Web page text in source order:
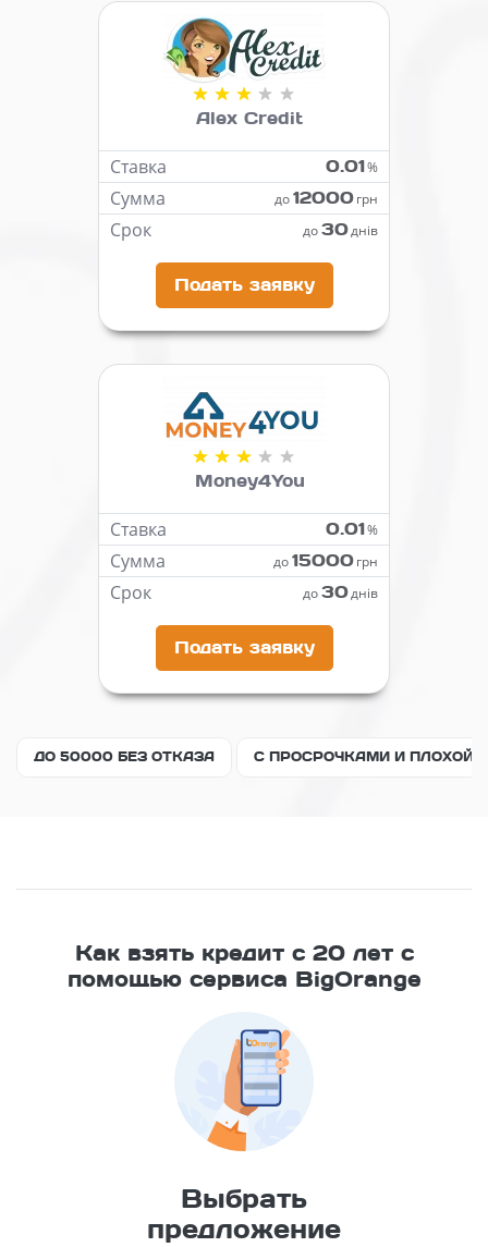
Alex Credit
Ставка 0.01%
Сумма до12000грн
Срок до30днів
Подать заявку
Money4You
Ставка 0.01%
Сумма до15000грн
Срок до30днів
Подать заявку
ДО 50000 БЕЗ ОТКАЗА С ПРОСРОЧКАМИ И ПЛОХОЙ
Как взять кредит с 20 лет с
помощью сервиса BigOrange
Выбрать
предложение